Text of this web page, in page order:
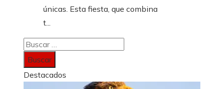
únicas. Esta fiesta, que combina
t...
Buscar:
Destacados